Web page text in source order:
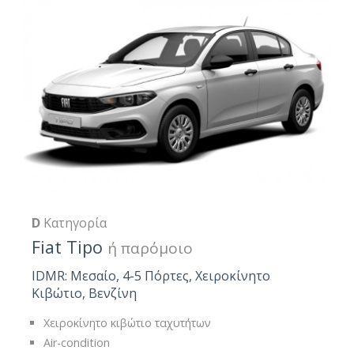
D Κατηγορία
Fiat Tipo ή παρόμοιο
IDMR: Μεσαίο, 4-5 Πόρτες, Χειροκίνητο
Κιβώτιο, Βενζίνη
Χειροκίνητο κιβώτιο ταχυτήτων
Air-condition